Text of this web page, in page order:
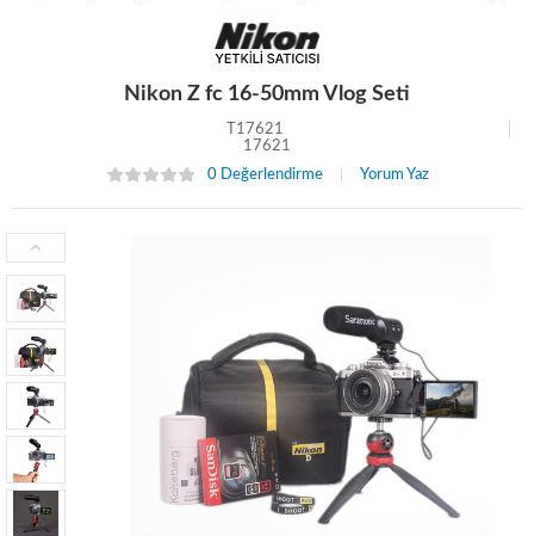
Nikon Z fc 16-50mm Vlog Seti
T17621
17621
0 Değerlendirme
Yorum Yaz